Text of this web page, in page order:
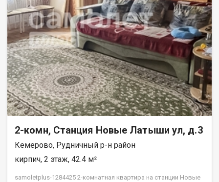
2-комн, Станция Новые Латыши ул, д.3
Кемерово, Рудничный р-н район
кирпич, 2 этаж, 42.4 м²
samoletplus-1284425 2-комнатная квартира на станции Новые